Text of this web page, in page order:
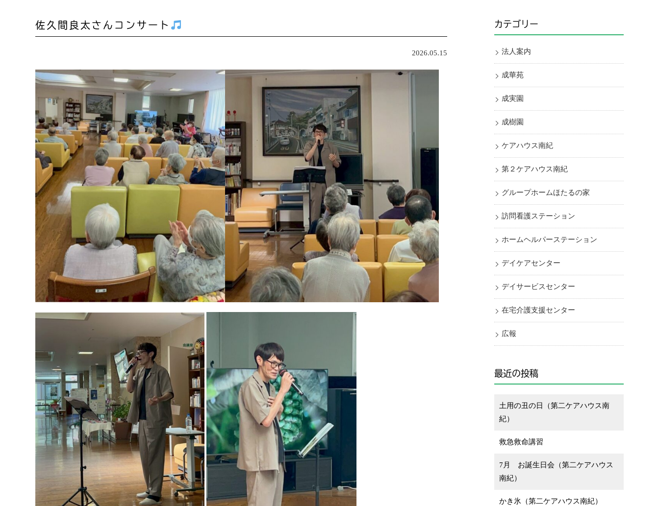
佐久間良太さんコンサート
2026.05.15
カテゴリー
法人案内
成華苑
成実園
成樹園
ケアハウス南紀
第２ケアハウス南紀
グループホームほたるの家
訪問看護ステーション
ホームヘルパーステーション
デイケアセンター
デイサービスセンター
在宅介護支援センター
広報
最近の投稿
土用の丑の日（第二ケアハウス南
紀）
救急救命講習
7月 お誕生日会（第二ケアハウス
南紀）
かき氷（第二ケアハウス南紀）